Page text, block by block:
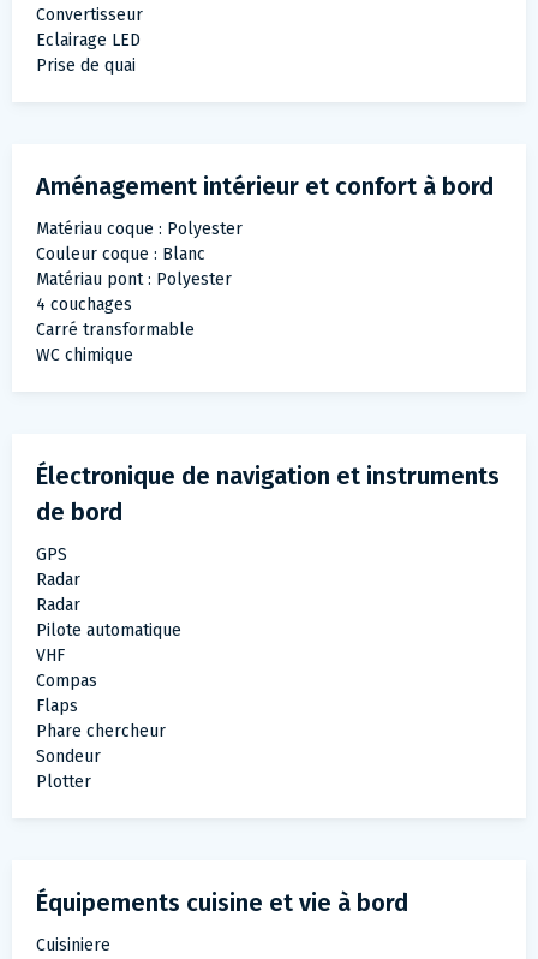
Convertisseur
Eclairage LED
Prise de quai
Aménagement intérieur et confort à bord
Matériau coque : Polyester
Couleur coque : Blanc
Matériau pont : Polyester
4 couchages
Carré transformable
WC chimique
Électronique de navigation et instruments
de bord
GPS
Radar
Radar
Pilote automatique
VHF
Compas
Flaps
Phare chercheur
Sondeur
Plotter
Équipements cuisine et vie à bord
Cuisiniere